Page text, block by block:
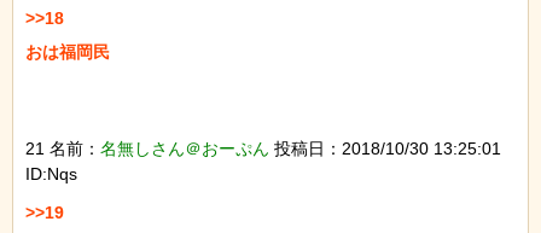
>>18
おは福岡民
21 名前： 名無しさん＠おーぷん 投稿日：2018/10/30 13:25:01
ID:Nqs
>>19